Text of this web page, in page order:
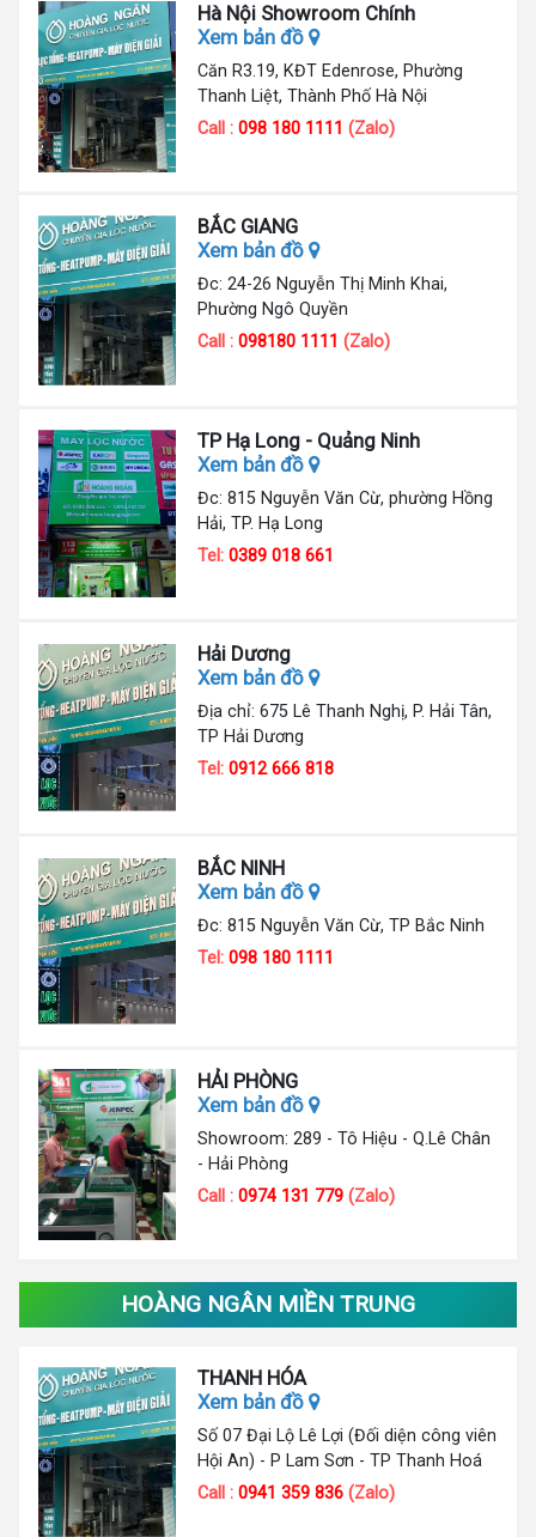
Hà Nội Showroom Chính
Xem bản đồ
Căn R3.19, KĐT Edenrose, Phường
Thanh Liệt, Thành Phố Hà Nội
Call :098 180 1111 (Zalo)
BẮC GIANG
Xem bản đồ
Đc: 24-26 Nguyễn Thị Minh Khai,
Phường Ngô Quyền
Call :098180 1111 (Zalo)
TP Hạ Long - Quảng Ninh
Xem bản đồ
Đc: 815 Nguyễn Văn Cừ, phường Hồng
Hải, TP. Hạ Long
Tel:0389 018 661
Hải Dương
Xem bản đồ
Địa chỉ: 675 Lê Thanh Nghị, P. Hải Tân,
TP Hải Dương
Tel:0912 666 818
BẮC NINH
Xem bản đồ
Đc: 815 Nguyễn Văn Cừ, TP Bắc Ninh
Tel:098 180 1111
HẢI PHÒNG
Xem bản đồ
Showroom: 289 - Tô Hiệu - Q.Lê Chân
- Hải Phòng
Call :0974 131 779 (Zalo)
HOÀNG NGÂN MIỀN TRUNG
THANH HÓA
Xem bản đồ
Số 07 Đại Lộ Lê Lợi (Đối diện công viên
Hội An) - P Lam Sơn - TP Thanh Hoá
Call :0941 359 836 (Zalo)